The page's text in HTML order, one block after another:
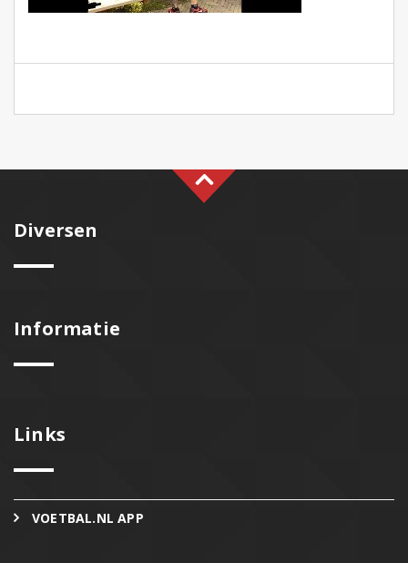
Diversen
Informatie
Links
VOETBAL.NL APP